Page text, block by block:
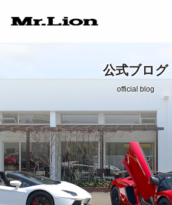
在庫車情報
Factory
自社工場
Official Blog
公式ブログ
公式ブログ
official blog